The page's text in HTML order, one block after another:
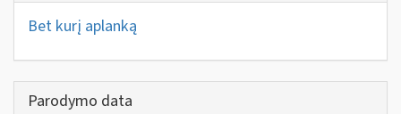
Bet kurį aplanką
Parodymo data